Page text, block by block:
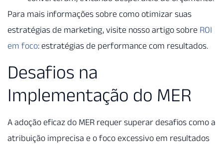
Para mais informações sobre como otimizar suas
estratégias de marketing, visite nosso artigo sobre ROI
em foco: estratégias de performance com resultados.
Desafios na
Implementação do MER
A adoção eficaz do MER requer superar desafios como a
atribuição imprecisa e o foco excessivo em resultados